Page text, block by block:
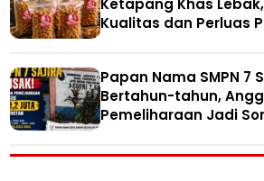
Ketapang Khas
Kualitas dan Perluas
Papan Nama SMPN 7
Bertahun-tahun,
Pemeliharaan Jadi